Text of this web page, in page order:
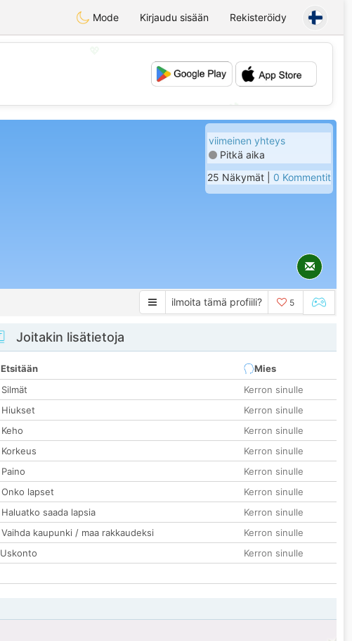
Mode Kirjaudu sisään Rekisteröidy
💕
viimeinen yhteys
Pitkä aika
25 Näkymät | 0 Kommentit
ilmoita tämä profiili? 5
Joitakin lisätietoja
Etsitään
Mies
Silmät
Kerron sinulle
Hiukset
Kerron sinulle
Keho
Kerron sinulle
Korkeus
Kerron sinulle
Paino
Kerron sinulle
Onko lapset
Kerron sinulle
Haluatko saada lapsia
Kerron sinulle
Vaihda kaupunki / maa rakkaudeksi
Kerron sinulle
Uskonto
Kerron sinulle